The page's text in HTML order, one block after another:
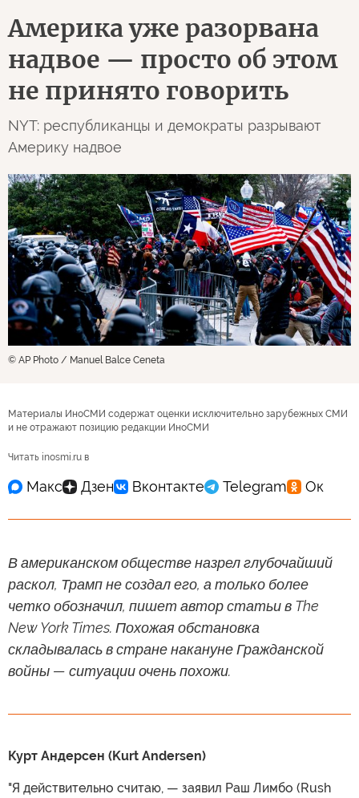
Америка уже разорвана
надвое — просто об этом
не принято говорить
NYT: республиканцы и демократы разрывают
Америку надвое
© AP Photo / Manuel Balce Ceneta
Материалы ИноСМИ содержат оценки исключительно зарубежных СМИ
и не отражают позицию редакции ИноСМИ
Читать inosmi.ru в
В американском обществе назрел глубочайший
раскол, Трамп не создал его, а только более
четко обозначил, пишет автор статьи в The
New York Times. Похожая обстановка
складывалась в стране накануне Гражданской
войны — ситуации очень похожи.
Курт Андерсен (Kurt Andersen)
"Я действительно считаю, — заявил Раш Лимбо (Rush